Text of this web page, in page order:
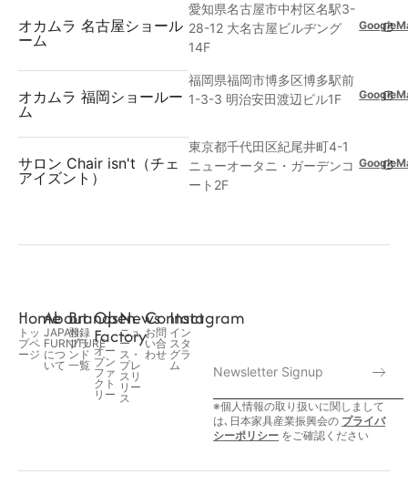
オカムラ 名古屋ショール
ーム
愛知県名古屋市中村区名駅3-
28-12 大名古屋ビルヂング
14F
オカムラ 福岡ショールー
ム
福岡県福岡市博多区博多駅前
1-3-3 明治安田渡辺ビル1F
サロン Chair isn't（チェ
アイズント）
東京都千代田区紀尾井町4-1
ニューオータニ・ガーデンコ
ート2F
Home
トッ
プペ
ージ
About
JAPAN
FURNITURE
につ
いて
Brands
登録
ブラ
ンド
一覧
Open
Factory
オー
プン
ファ
クト
リー
News
ニュ
ー
ス・
プレ
スリ
リー
ス
Contact
お問
い合
わせ
Instagram
イン
スタ
グラ
ム
※個人情報の取り扱いに関しまして
は､日本家具産業振興会の プライバ
シーポリシー をご確認ください